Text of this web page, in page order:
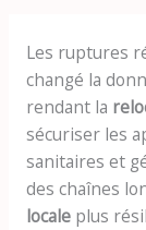
Les ruptures
changé la
rendant la
sécuriser les
sanitaires et
des chaînes
localeplus